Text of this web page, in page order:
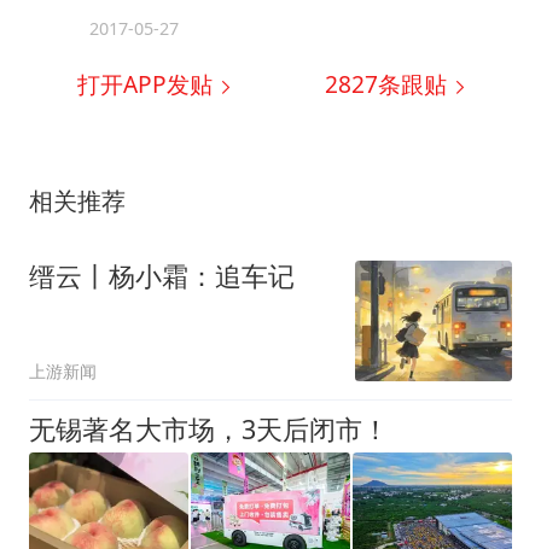
2017-05-27
打开APP发贴 2827条跟贴
相关推荐
缙云丨杨小霜：追车记
上游新闻
无锡著名大市场，3天后闭市！